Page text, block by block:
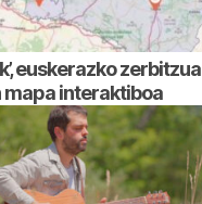
euskerazko
mapa interaktiboa